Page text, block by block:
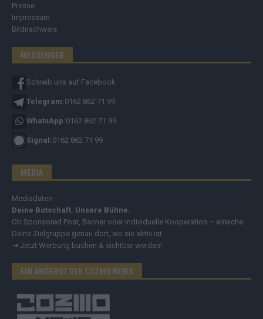
Presse
Impressum
Bildnachweis
MESSENGER
Schreib uns auf Facebook
Telegram:0162 862 71 99
WhatsApp:0162 862 71 99
Signal:0162 862 71 99
MEDIA
Mediadaten
Deine Botschaft. Unsere Bühne.
Ob Sponsored Post, Banner oder individuelle Kooperation – erreiche
Deine Zielgruppe genau dort, wo sie aktiv ist.
➔ Jetzt Werbung buchen & sichtbar werden!
EIN ANGEBOT DER COZMO NEWS